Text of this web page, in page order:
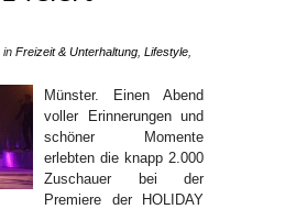
in Freizeit & Unterhaltung Lifestyle
Münster. Einen Abend
voller Erinnerungen und
schöner Momente
erlebten die knapp 2.000
Zuschauer bei der
Premiere der HOLIDAY